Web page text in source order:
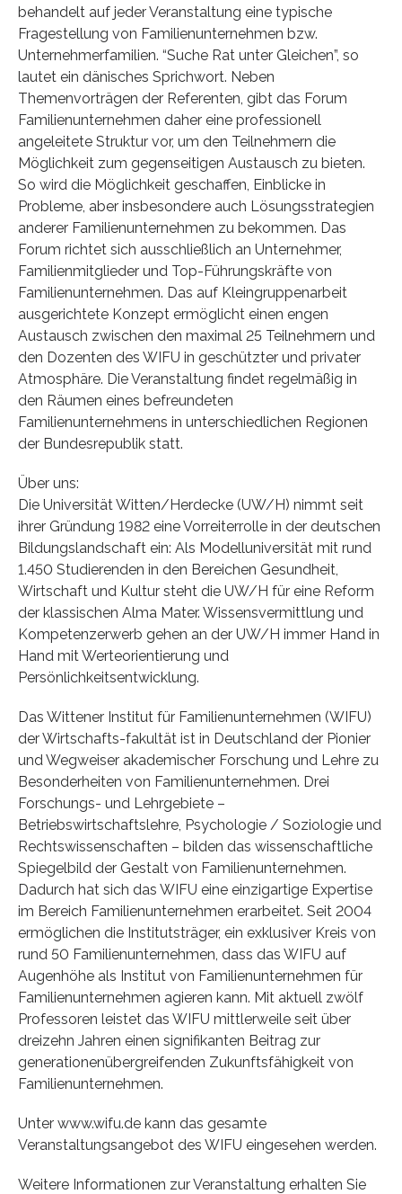
behandelt auf jeder Veranstaltung eine typische
Fragestellung von Familienunternehmen bzw.
Unternehmerfamilien. “Suche Rat unter Gleichen”, so
lautet ein dänisches Sprichwort. Neben
Themenvorträgen der Referenten, gibt das Forum
Familienunternehmen daher eine professionell
angeleitete Struktur vor, um den Teilnehmern die
Möglichkeit zum gegenseitigen Austausch zu bieten.
So wird die Möglichkeit geschaffen, Einblicke in
Probleme, aber insbesondere auch Lösungsstrategien
anderer Familienunternehmen zu bekommen. Das
Forum richtet sich ausschließlich an Unternehmer,
Familienmitglieder und Top-Führungskräfte von
Familienunternehmen. Das auf Kleingruppenarbeit
ausgerichtete Konzept ermöglicht einen engen
Austausch zwischen den maximal 25 Teilnehmern und
den Dozenten des WIFU in geschützter und privater
Atmosphäre. Die Veranstaltung findet regelmäßig in
den Räumen eines befreundeten
Familienunternehmens in unterschiedlichen Regionen
der Bundesrepublik statt.
Über uns:
Die Universität Witten/Herdecke (UW/H) nimmt seit
ihrer Gründung 1982 eine Vorreiterrolle in der deutschen
Bildungslandschaft ein: Als Modelluniversität mit rund
1.450 Studierenden in den Bereichen Gesundheit,
Wirtschaft und Kultur steht die UW/H für eine Reform
der klassischen Alma Mater. Wissensvermittlung und
Kompetenzerwerb gehen an der UW/H immer Hand in
Hand mit Werteorientierung und
Persönlichkeitsentwicklung.
Das Wittener Institut für Familienunternehmen (WIFU)
der Wirtschafts-fakultät ist in Deutschland der Pionier
und Wegweiser akademischer Forschung und Lehre zu
Besonderheiten von Familienunternehmen. Drei
Forschungs- und Lehrgebiete –
Betriebswirtschaftslehre, Psychologie / Soziologie und
Rechtswissenschaften – bilden das wissenschaftliche
Spiegelbild der Gestalt von Familienunternehmen.
Dadurch hat sich das WIFU eine einzigartige Expertise
im Bereich Familienunternehmen erarbeitet. Seit 2004
ermöglichen die Institutsträger, ein exklusiver Kreis von
rund 50 Familienunternehmen, dass das WIFU auf
Augenhöhe als Institut von Familienunternehmen für
Familienunternehmen agieren kann. Mit aktuell zwölf
Professoren leistet das WIFU mittlerweile seit über
dreizehn Jahren einen signifikanten Beitrag zur
generationenübergreifenden Zukunftsfähigkeit von
Familienunternehmen.
Unter www.wifu.de kann das gesamte
Veranstaltungsangebot des WIFU eingesehen werden.
Weitere Informationen zur Veranstaltung erhalten Sie